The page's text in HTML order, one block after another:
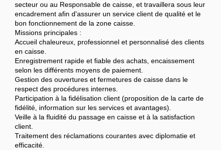
secteur ou au Responsable de caisse, et travaillera sous leur
encadrement afin d'assurer un service client de qualité et le
bon fonctionnement de la zone caisse.
Missions principales :
Accueil chaleureux, professionnel et personnalisé des clients
en caisse.
Enregistrement rapide et fiable des achats, encaissement
selon les différents moyens de paiement.
Gestion des ouvertures et fermetures de caisse dans le
respect des procédures internes.
Participation à la fidélisation client (proposition de la carte de
fidélité, information sur les services et avantages).
Veille à la fluidité du passage en caisse et à la satisfaction
client.
Traitement des réclamations courantes avec diplomatie et
efficacité.